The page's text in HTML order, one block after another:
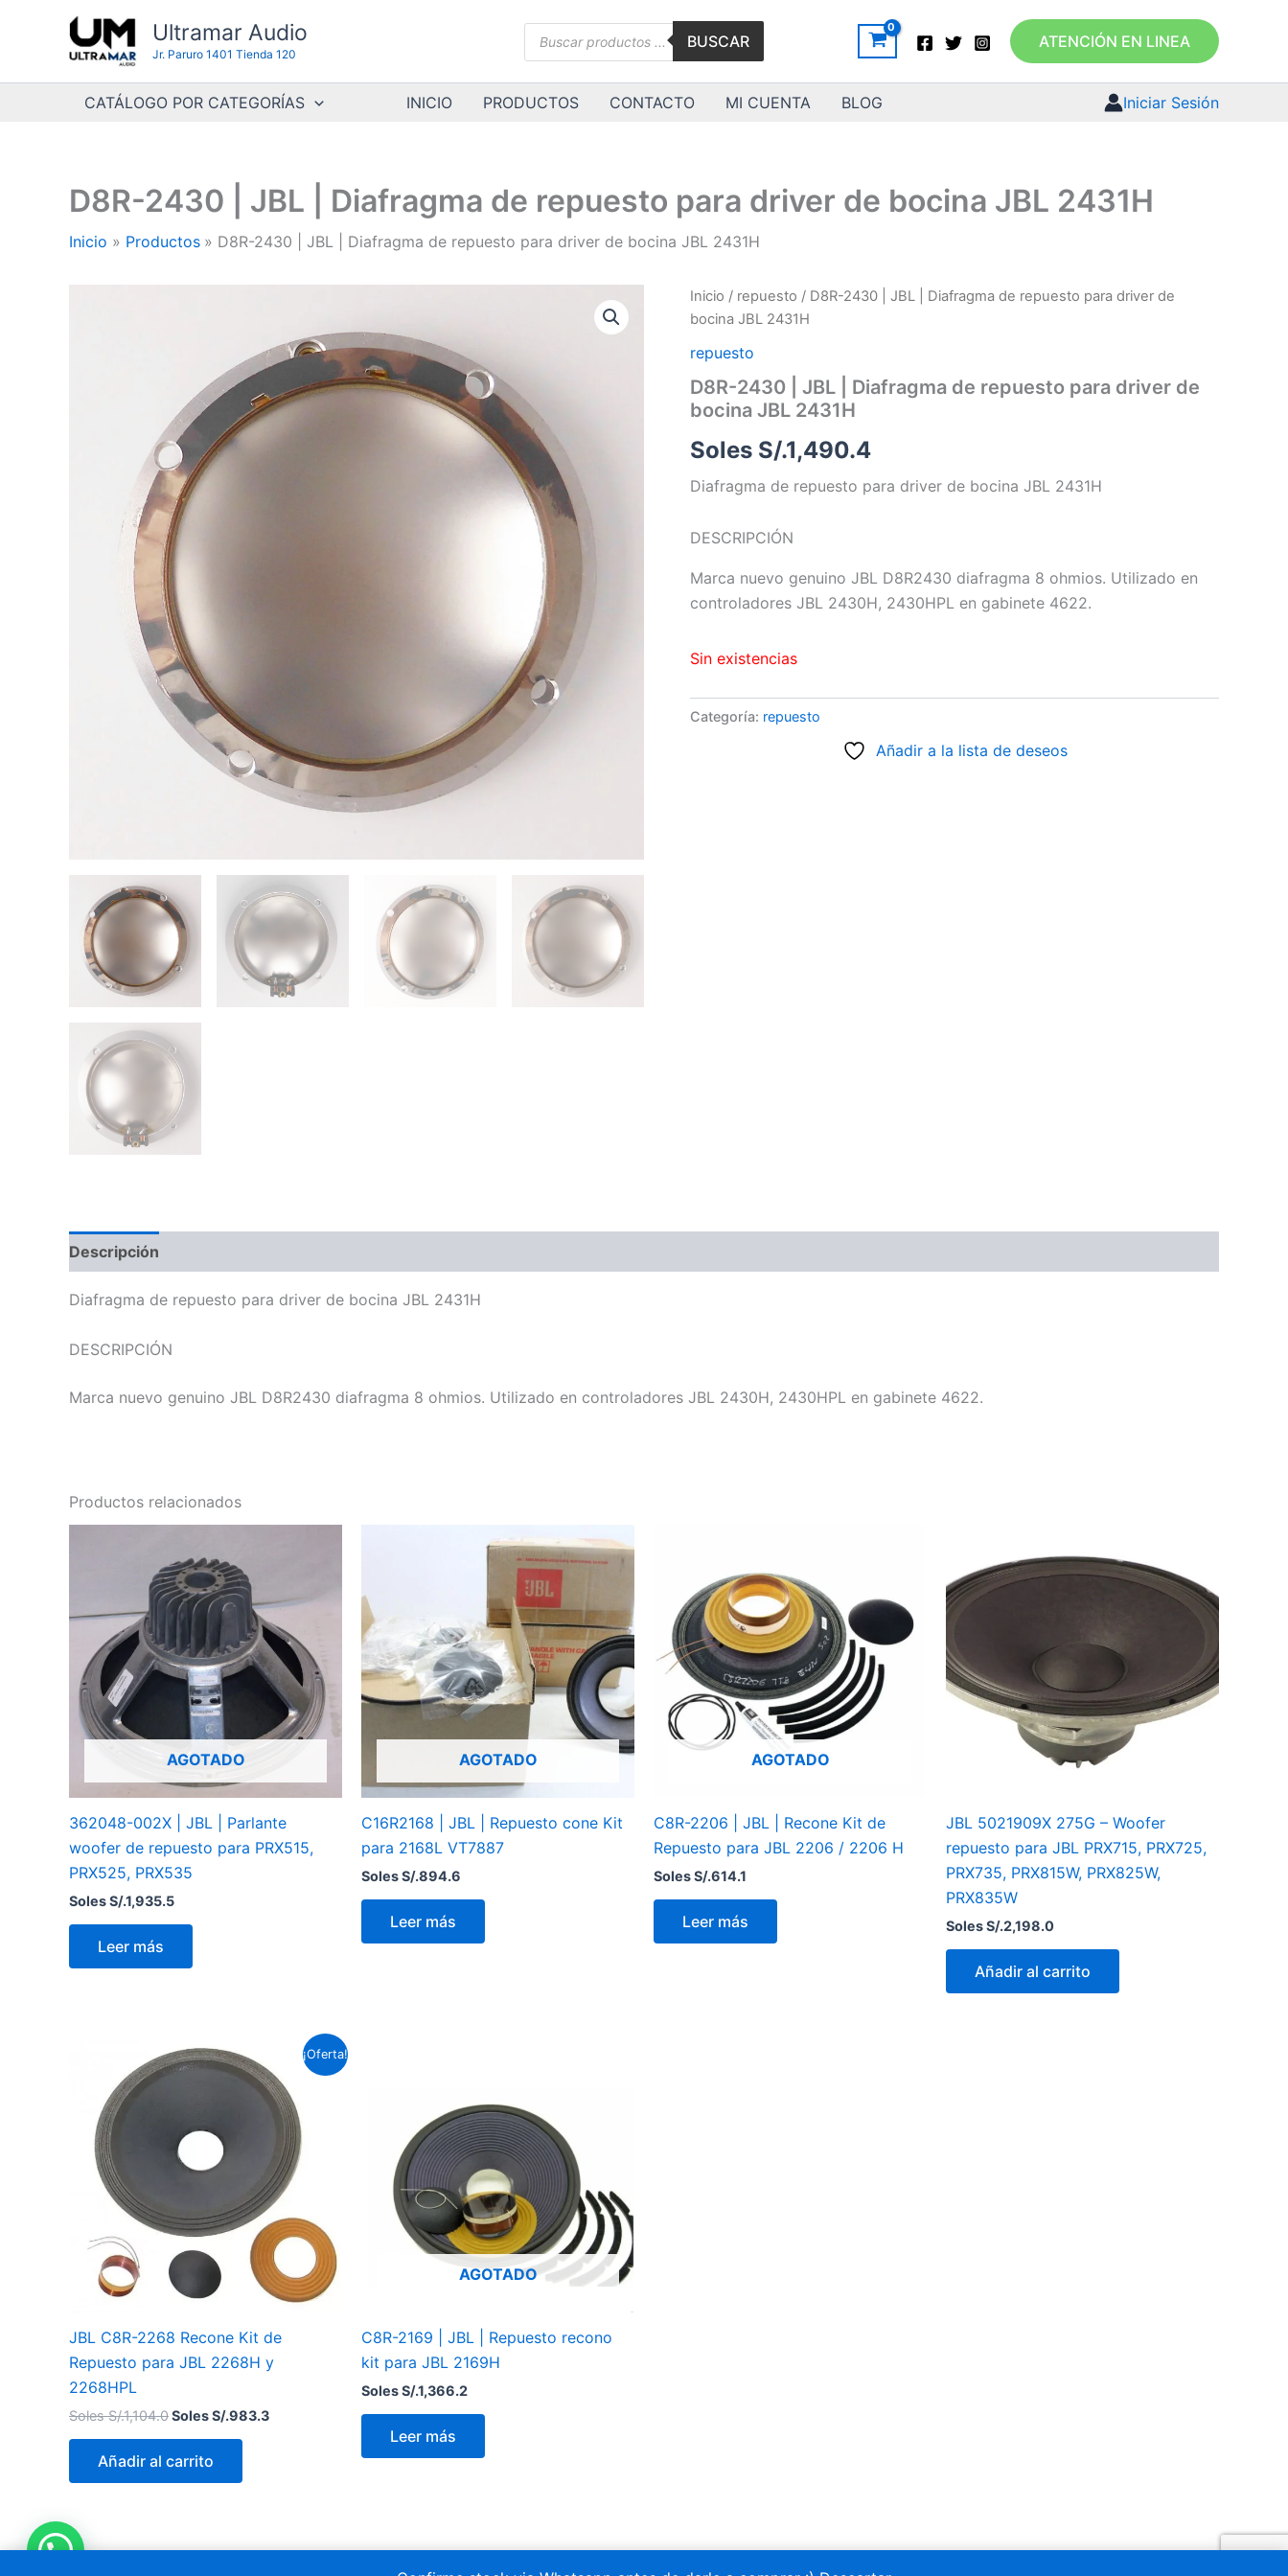
contenido
Ultramar Audio
Jr. Paruro 1401 Tienda 120
Búsqueda
BUSCAR ATENCIÓN EN LINEA
CATÁLOGO POR CATEGORÍAS INICIO PRODUCTOS CONTACTO MI CUENTA BLOG Iniciar Sesión
D8R-2430 | JBL | Diafragma de repuesto para driver de bocina JBL 2431H
Inicio Productos D8R-2430 | JBL | Diafragma de repuesto para driver de bocina JBL 2431H
Inicio / repuesto / D8R-2430 | JBL | Diafragma de repuesto para driver de
bocina JBL 2431H
repuesto
D8R-2430 | JBL | Diafragma de repuesto para driver de
bocina JBL 2431H
Soles S/.1,490.4
Diafragma de repuesto para driver de bocina JBL 2431H
DESCRIPCIÓN
Marca nuevo genuino JBL D8R2430 diafragma 8 ohmios. Utilizado en
controladores JBL 2430H, 2430HPL en gabinete 4622.
Sin existencias
Categoría: repuesto
Añadir a la lista de deseos
Descripción
Diafragma de repuesto para driver de bocina JBL 2431H
DESCRIPCIÓN
Marca nuevo genuino JBL D8R2430 diafragma 8 ohmios. Utilizado en controladores JBL 2430H, 2430HPL en gabinete 4622.
Productos relacionados
AGOTADO
362048-002X | JBL | Parlante
woofer de repuesto para PRX515,
PRX525, PRX535
Soles S/.1,935.5
Leer más
AGOTADO
C16R2168 | JBL | Repuesto cone Kit
para 2168L VT7887
Soles S/.894.6
Leer más
AGOTADO
C8R-2206 | JBL | Recone Kit de
Repuesto para JBL 2206 / 2206 H
Soles S/.614.1
Leer más
JBL 5021909X 275G – Woofer
repuesto para JBL PRX715, PRX725,
PRX735, PRX815W, PRX825W,
PRX835W
Soles S/.2,198.0
Añadir al carrito
¡Oferta!
JBL C8R-2268 Recone Kit de
Repuesto para JBL 2268H y
2268HPL
Soles S/.1,104.0
El
precio
S/.1,104.0.
Soles S/.983.3
precio
actual
es:
Soles
S/.983.3.
Añadir al carrito
AGOTADO
C8R-2169 | JBL | Repuesto recono
kit para JBL 2169H
Soles S/.1,366.2
Leer más